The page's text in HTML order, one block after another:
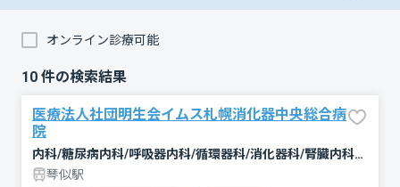
オンライン診療可能
10 件の検索結果
医療法人社団明生会イムス札幌消化器中央総合病
院
内科/糖尿病内科/呼吸器内科/循環器科/消化器科/腎臓内科・外科/腫瘍内科・外科/外科/乳腺外科/肛門科/整形外科/皮膚科/泌尿器科/リハビリテーション/放射線科/麻酔科
琴似駅